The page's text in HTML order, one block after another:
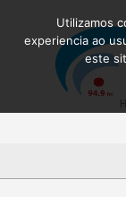
Utilizamos
experiencia ao
este